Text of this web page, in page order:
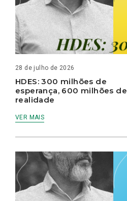
28 de julho de 2026
HDES: 300 milhões de
esperança, 600 milhões de
realidade
VER MAIS